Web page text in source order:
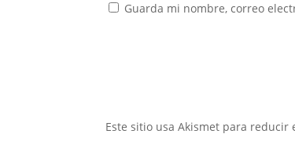
Guarda mi nombre, correo
Este sitio usa Akismet para reducir